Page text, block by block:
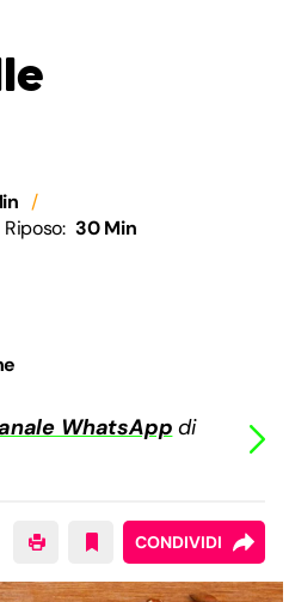
Riposo: 30 Min
WhatsApp di
CONDIVIDI